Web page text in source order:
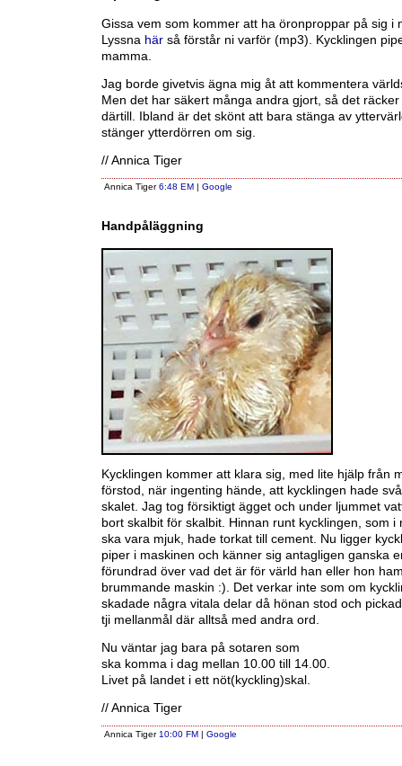
Gissa vem som kommer att ha öronproppar på sig i
Lyssna här så förstår ni varför (mp3). Kycklingen
mamma.
Jag borde givetvis ägna mig åt att kommentera
Men det har säkert många andra gjort, så det
därtill. Ibland är det skönt att bara stänga av
stänger ytterdörren om sig.
// Annica Tiger
Annica Tiger6:48 EM | Google
Handpåläggning
Kycklingen kommer att klara sig, med lite hjälp från
förstod, när ingenting hände, att kycklingen hade
skalet. Jag tog försiktigt ägget och under ljummet
bort skalbit för skalbit. Hinnan runt kycklingen, som i
ska vara mjuk, hade torkat till cement. Nu ligger
piper i maskinen och känner sig antagligen ganska
förundrad över vad det är för värld han eller hon
brummande maskin :). Det verkar inte som om
skadade några vitala delar då hönan stod och
tji mellanmål där alltså med andra ord.
Nu väntar jag bara på sotaren som
ska komma i dag mellan 10.00 till 14.00.
Livet på landet i ett nöt(kyckling)skal.
// Annica Tiger
Annica Tiger 10:00 FM | Google